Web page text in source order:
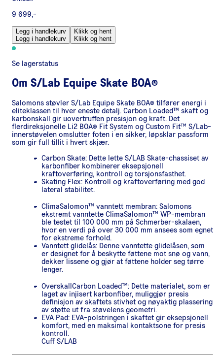
9 699,-
Legg i handlekurv
Legg i handlekurv
Klikk og hent
Klikk og hent
Se lagerstatus
Om S/Lab Equipe Skate BOA®
Salomons støvler S/Lab Equipe Skate BOA® tilfører energi i
eliteklassen til hver eneste detalj. Carbon Loaded™ skaft og
karbonskall gir uovertruffen presisjon og kraft. Det
flerdireksjonelle Li2 BOA® Fit System og Custom Fit™ S/Lab-
innerstøvelen omslutter foten i en sikker, løpsklar passform
som gir full tillit i hvert skjær.
Carbon Skate: Dette lette S/LAB Skate-chassiset av
karbonfiber kombinerer eksepsjonell
kraftoverføring, kontroll og torsjonsfasthet.
Skating Flex: Kontroll og kraftoverføring med god
lateral stabilitet.
ClimaSalomon™ vanntett membran: Salomons
ekstremt vanntette ClimaSalomon™ WP-membran
ble testet til 100 000 mm på Schmerber-skalaen,
hvor en verdi på over 30 000 mm ansees som egnet
for ekstreme forhold.
Vanntett glidelås: Denne vanntette glidelåsen, som
er designet for å beskytte føttene mot snø og vann,
dekker lissene og gjør at føttene holder seg tørre
lenger.
OverskallCarbon Loaded™: Dette materialet, som er
laget av injisert karbonfiber, muliggjør presis
definisjon av skaftets stivhet og nøyaktig plassering
av støtte ut fra støvelens geometri.
EVA Pad: EVA-polstringen i skaftet gir eksepsjonell
komfort, med en maksimal kontaktsone for presis
kontroll.
Cuff S/LAB